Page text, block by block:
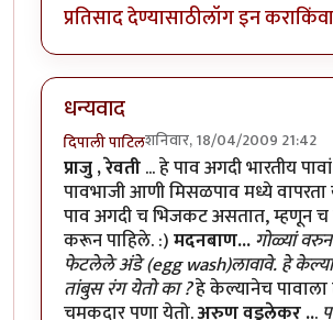
प्रतिसाद देण्यासाठीलॉग इन कराकिंवा
धन्यवाद
दिपाली पाटिलशनिवार, 18/04/2009 21:42
प्राजु , रेवती... हे पाव अगदी भारतीय
पावभाजी आणी मिसळपाव मध्ये
पाव अगदी च भिजकट असतात, म्हणून च
करून पाहिले. :)मदनबाण...गोळ्यां
फेटलेले अंडे (egg wash)लावावे. हे
तांबुस रंग येतो का ?हे केल्यानेच
चमकदार पणा येतो.अरुण वडुलेकर ...